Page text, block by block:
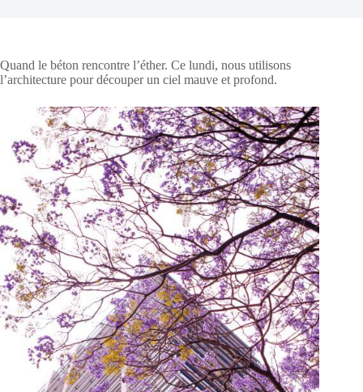
Quand le béton rencontre l’éther. Ce lundi, nous utilisons
l’architecture pour découper un ciel mauve et profond.